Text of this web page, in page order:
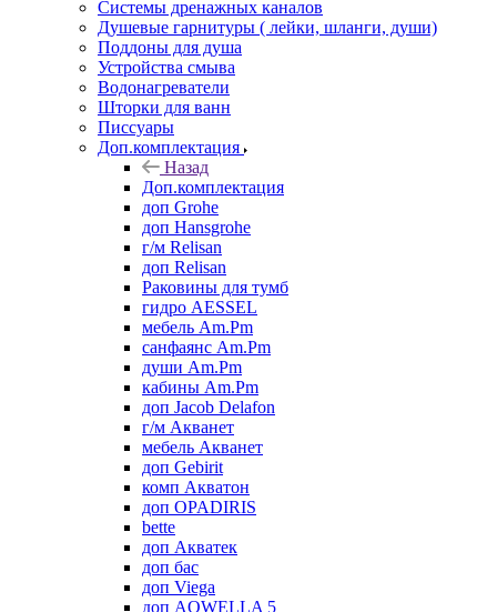
Системы дренажных каналов
Душевые гарнитуры ( лейки, шланги, души)
Поддоны для душа
Устройства смыва
Водонагреватели
Шторки для ванн
Писсуары
Доп.комплектация
Назад
Доп.комплектация
доп Grohe
доп Hansgrohe
г/м Relisan
доп Relisan
Раковины для тумб
гидро AESSEL
мебель Am.Pm
санфаянс Am.Pm
души Am.Pm
кабины Am.Pm
доп Jacob Delafon
г/м Акванет
мебель Акванет
доп Gebirit
комп Акватон
доп OPADIRIS
bette
доп Акватек
доп бас
доп Viega
доп AQWELLA 5